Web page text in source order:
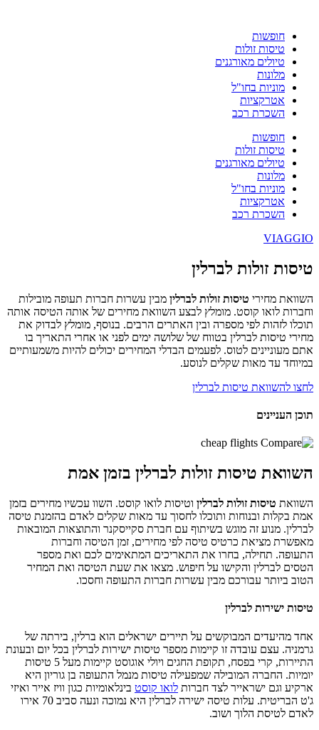
חופשות
טיסות זולות
טיולים מאורגנים
מלונות
מוניות בחו"ל
אטרקציות
השכרת רכב
חופשות
טיסות זולות
טיולים מאורגנים
מלונות
מוניות בחו"ל
אטרקציות
השכרת רכב
VIAGGIO
טיסות זולות לברלין
השוואת מחירי טיסות זולות לברלין מבין עשרות חברות תעופה מובילות
וחברות לואו קוסט. מומלץ לבצע השוואת מחירים של אותה הטיסה אותה
תוכלו לזהות לפי מספרה ובין האתרים הרבים. בנוסף, מומלץ לבדוק את
מחירי טיסות לברלין בטווח של שלושה ימים לפני או אחרי התאריך בו
אתם מעוניינים לטוס. לפעמים הבדלי המחירים יכולים להיות משמעותיים
במיוחד עד מאות שקלים לנוסע.
לחצו להשוואת טיסות לברלין
תוכן העניינים
השוואת טיסות זולות לברלין בזמן אמת
השוואת טיסות זולות לברלין וטיסות לואו קוסט. השוו עכשיו מחירים בזמן
אמת בקלות ובנוחות ותוכלו לחסוך עד מאות שקלים לאדם בהזמנת טיסה
לברלין. מנוע זה מוגש בשיתוף עם חברת סקייסקנר והתוצאות המובאות
מאפשרת מציאת כרטיס טיסה לפי מחירים, זמן הטיסה וחברות
התעופה. תחילה, בחרו את התאריכים המתאימים לכם ואת מספר
הטסים לברלין והקישו על חיפוש. מצאו את שעת הטיסה ואת המחיר
הטוב ביותר עבורכם מבין עשרות חברות התעופה וחסכו.
טיסות ישירות לברלין
אחד מהיעדים המבוקשים על תיירים ישראלים הוא ברלין, בירתה של
גרמניה. עצם עובדה זו קיימות מספר טיסות ישירות לברלין בכל יום ובעונת
התיירות, קרי בפסח, תקופת החגים ויולי אוגוסט קיימות מעל 5 טיסות
יומיות. החברה המובילה שמפעילה טיסות מנמל התעופה בן גוריון היא
ארקיע וגם ישראייר לצד חברות לואו קוסט בינלאומיות כגון וויז אייר ואיזי
ג'ט הבריטית. עלות טיסה ישירה לברלין היא נמוכה ונעה סביב 70 אירו
לאדם לטיסת הלוך ושוב.